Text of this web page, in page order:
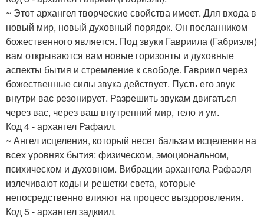
~ Этот архангел творческие свойства имеет. Для входа в
новый мир, новый духовный порядок. Он посланником
божественного является. Под звуки Гавриила (Габриэля)
вам открываются вам новые горизонты и духовные
аспекты бытия и стремление к свободе. Гавриил через
божественные силы звука действует. Пусть его звук
внутри вас резонирует. Разрешить звукам двигаться
через вас, через ваш внутренний мир, тело и ум.
Код 4 - архангел Рафаил.
~ Ангел исцеления, который несет бальзам исцеления на
всех уровнях бытия: физическом, эмоциональном,
психическом и духовном. Вибрации архангела Рафаэля
излечивают коды и решетки света, которые
непосредственно влияют на процесс выздоровления.
Код 5 - архангел задкиил.